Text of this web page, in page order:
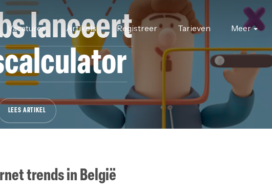
Vacatures Artikels Registreer Tarieven Meer
lanceert
LEES ARTIKEL
trends in België